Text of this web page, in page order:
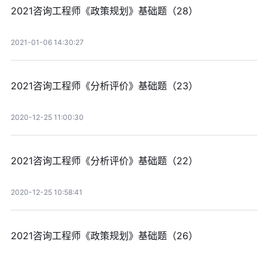
2021咨询工程师《政策规划》基础题（28）
2021-01-06 14:30:27
2021咨询工程师《分析评价》基础题（23）
2020-12-25 11:00:30
2021咨询工程师《分析评价》基础题（22）
2020-12-25 10:58:41
2021咨询工程师《政策规划》基础题（26）